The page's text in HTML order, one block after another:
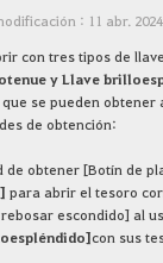
: 11 abr.
con tres tipos de
y Llave
se pueden obtener
de obtención:
de obtener [Botín de
para abrir el tesoro
escondido] al
con sus